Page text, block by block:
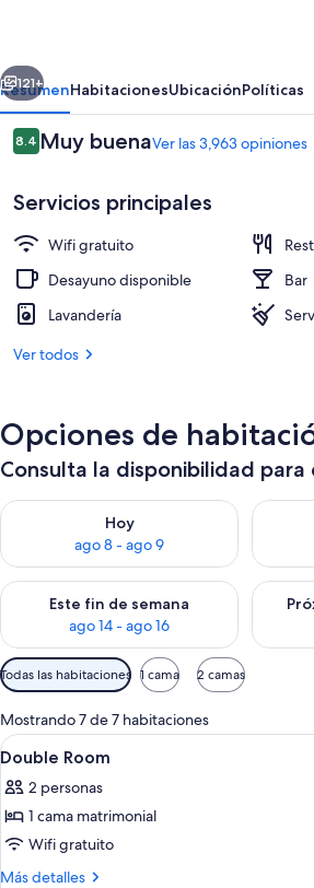
Con
Siguiente
121+
ResumenHabitacionesUbicaciónPolíticas
Opiniones
8.48.4 de 10,
Muy buenaVer las 3,963 opiniones
Servicios principales
Wifi gratuito
Desayuno disponible
Bar
Lavandería
Ver todos
Opciones de
Consulta la disponibilidad para
Hoy
ago 8 - ago 9
Consulta la disponibilidad para hoy ago
Este fin de semana
ago 14 - ago 16
Consulta la disponibilidad para este fin
Filtros
disponibles
para
las
habitaciones
Todas las habitaciones 1 cama 2 camas
Mostrando 7 de 7 habitaciones
Abrir
todas
las
fotos
de
Double
4
Double Room
2 personas
1 cama matrimonial
Wifi gratuito
Más detalles
Más